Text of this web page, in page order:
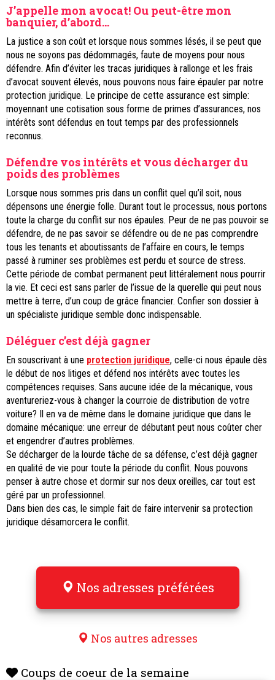
J’appelle mon avocat! Ou peut-être mon
banquier, d’abord…
La justice a son coût et lorsque nous sommes lésés, il se peut que
nous ne soyons pas dédommagés, faute de moyens pour nous
défendre. Afin d’éviter les tracas juridiques à rallonge et les frais
d’avocat souvent élevés, nous pouvons nous faire épauler par notre
protection juridique. Le principe de cette assurance est simple:
moyennant une cotisation sous forme de primes d’assurances, nos
intérêts sont défendus en tout temps par des professionnels
reconnus.
Défendre vos intérêts et vous décharger du
poids des problèmes
Lorsque nous sommes pris dans un conflit quel qu’il soit, nous
dépensons une énergie folle. Durant tout le processus, nous portons
toute la charge du conflit sur nos épaules. Peur de ne pas pouvoir se
défendre, de ne pas savoir se défendre ou de ne pas comprendre
tous les tenants et aboutissants de l’affaire en cours, le temps
passé à ruminer ses problèmes est perdu et source de stress.
Cette période de combat permanent peut littéralement nous pourrir
la vie. Et ceci est sans parler de l’issue de la querelle qui peut nous
mettre à terre, d’un coup de grâce financier. Confier son dossier à
un spécialiste juridique semble donc indispensable.
Déléguer c’est déjà gagner
En souscrivant à une protection juridique, celle-ci nous épaule dès
le début de nos litiges et défend nos intérêts avec toutes les
compétences requises. Sans aucune idée de la mécanique, vous
aventureriez-vous à changer la courroie de distribution de votre
voiture? Il en va de même dans le domaine juridique que dans le
domaine mécanique: une erreur de débutant peut nous coûter cher
et engendrer d’autres problèmes.
Se décharger de la lourde tâche de sa défense, c’est déjà gagner
en qualité de vie pour toute la période du conflit. Nous pouvons
penser à autre chose et dormir sur nos deux oreilles, car tout est
géré par un professionnel.
Dans bien des cas, le simple fait de faire intervenir sa protection
juridique désamorcera le conflit.
Nos adresses préférées
Nos autres adresses
Coups de coeur de la semaine